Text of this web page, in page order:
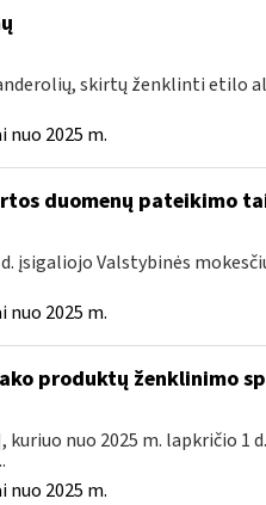
skirtų ženklinti etilo
2025 m.
duomenų pateikimo
įsigaliojo Valstybinės
2025 m.
produktų ženklinimo
kuriuo nuo 2025 m. lapkričio 1
2025 m.